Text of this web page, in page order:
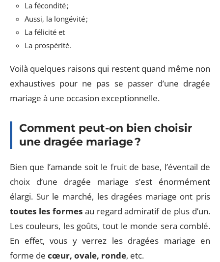
La fécondité ;
Aussi, la longévité ;
La félicité et
La prospérité.
Voilà quelques raisons qui restent quand même non
exhaustives pour ne pas se passer d’une dragée
mariage à une occasion exceptionnelle.
Comment peut-on bien choisir
une dragée mariage ?
Bien que l’amande soit le fruit de base, l’éventail de
choix d’une dragée mariage s’est énormément
élargi. Sur le marché, les dragées mariage ont pris
toutes les formesau regard admiratif de plus d’un.
Les couleurs, les goûts, tout le monde sera comblé.
En effet, vous y verrez les dragées mariage en
forme de cœur, ovale, ronde, etc.